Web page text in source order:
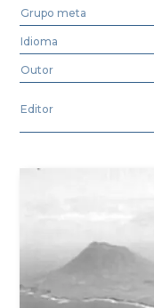
Grupo meta
Idioma
Outor
Editor